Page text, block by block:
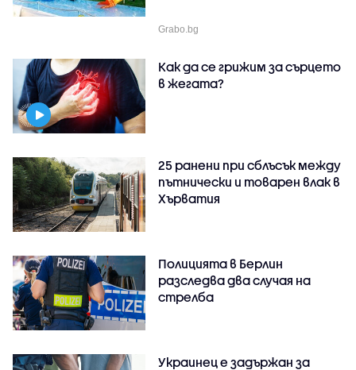
Grabo.bg
Как да се грижим за сърцето
в жегата?
25 ранени при сблъсък между
пътнически и товарен влак в
Хърватия
Полицията в Берлин
разследва два случая на
стрелба
Украинец е задържан за